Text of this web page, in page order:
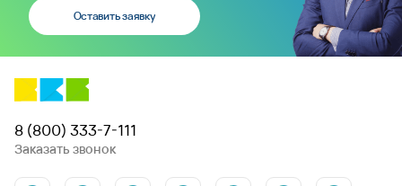
Оставить заявку
8 (800) 333-7-111
Заказать звонок